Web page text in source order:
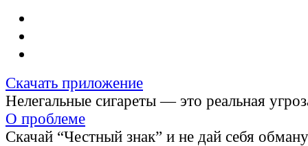
Скачать приложение
Нелегальные сигареты — это реальная
О проблеме
Скачай “Честный знак” и не дай себя